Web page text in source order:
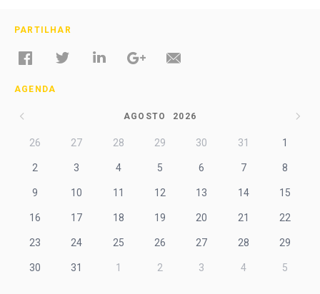
PARTILHAR
AGENDA
AGOSTO 2026
26 27 28 29 30 31 1
2 3 4 5 6 7 8
9 10 11 12 13 14 15
16 17 18 19 20 21 22
23 24 25 26 27 28 29
30 31 1 2 3 4 5